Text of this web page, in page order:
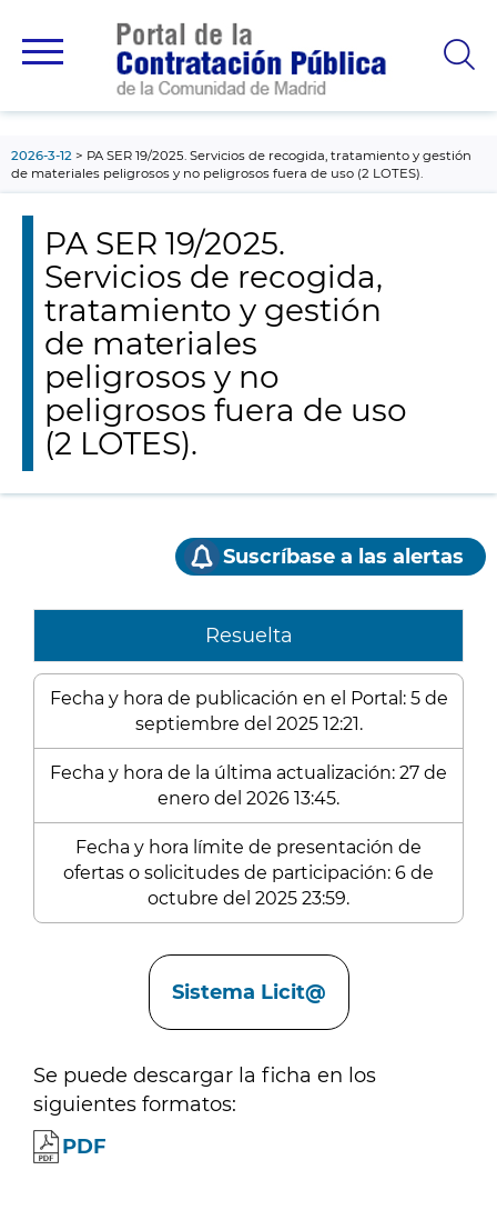
principal
2026-3-12
PA SER 19/2025. Servicios de recogida, tratamiento y gestión
de materiales peligrosos y no peligrosos fuera de uso (2 LOTES).
PA SER 19/2025.
Servicios de recogida,
tratamiento y gestión
de materiales
peligrosos y no
peligrosos fuera de uso
(2 LOTES).
Suscríbase a las alertas
Resuelta
Fecha y hora de publicación en el Portal: 5 de
septiembre del 2025 12:21.
Fecha y hora de la última actualización: 27 de
enero del 2026 13:45.
Fecha y hora límite de presentación de
ofertas o solicitudes de participación: 6 de
octubre del 2025 23:59.
Sistema Licit@
Se puede descargar la ficha en los
siguientes formatos:
PDF